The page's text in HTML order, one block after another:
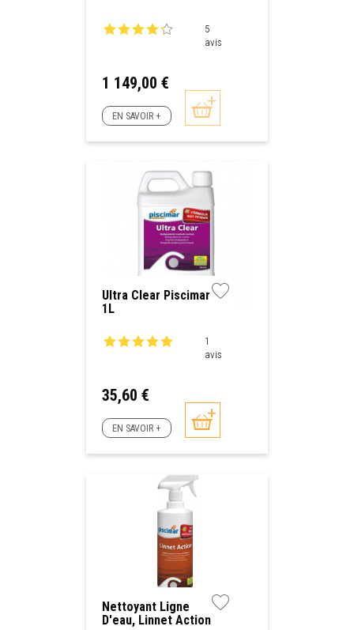
5
avis
Prix
1 149,00 €
EN SAVOIR +
Ultra Clear Piscimar
1L
1
avis
Prix
35,60 €
EN SAVOIR +
Nettoyant Ligne
D'eau, Linnet Action